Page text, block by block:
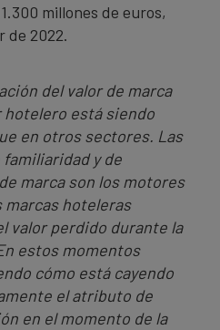
millones de euros,
de 2022.
del valor de marca
hotelero está siendo
en otros sectores. Las
familiaridad y de
marca son los motores
marcas hoteleras
valor perdido durante la
estos momentos
cómo está cayendo
el atributo de
en el momento de la